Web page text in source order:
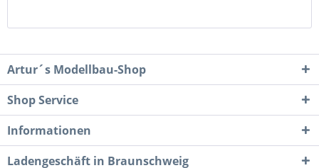
Artur´s Modellbau-Shop
Shop Service
Informationen
Ladengeschäft in Braunschweig